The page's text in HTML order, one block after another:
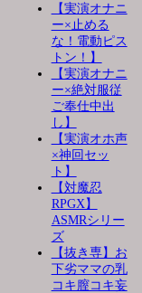
【実演オナニ
ー×止める
な！電動ピス
トン！】
【実演オナニ
ー×絶対服従
ご奉仕中出
し】
【実演オホ声
×神回セッ
ト】
【対魔忍
RPGX】
ASMRシリー
ズ
【抜き専】お
下劣ママの乳
コキ膣コキ妄